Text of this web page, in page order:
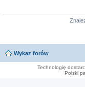
Wykaz forów
Technologię
Polski